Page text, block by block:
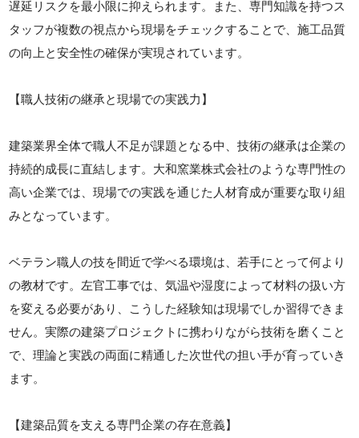
遅延リスクを最小限に抑えられます。また、専門知識を持つス
タッフが複数の視点から現場をチェックすることで、施工品質
の向上と安全性の確保が実現されています。
【職人技術の継承と現場での実践力】
建築業界全体で職人不足が課題となる中、技術の継承は企業の
持続的成長に直結します。大和窯業株式会社のような専門性の
高い企業では、現場での実践を通じた人材育成が重要な取り組
みとなっています。
ベテラン職人の技を間近で学べる環境は、若手にとって何より
の教材です。左官工事では、気温や湿度によって材料の扱い方
を変える必要があり、こうした経験知は現場でしか習得できま
せん。実際の建築プロジェクトに携わりながら技術を磨くこと
で、理論と実践の両面に精通した次世代の担い手が育っていき
ます。
【建築品質を支える専門企業の存在意義】